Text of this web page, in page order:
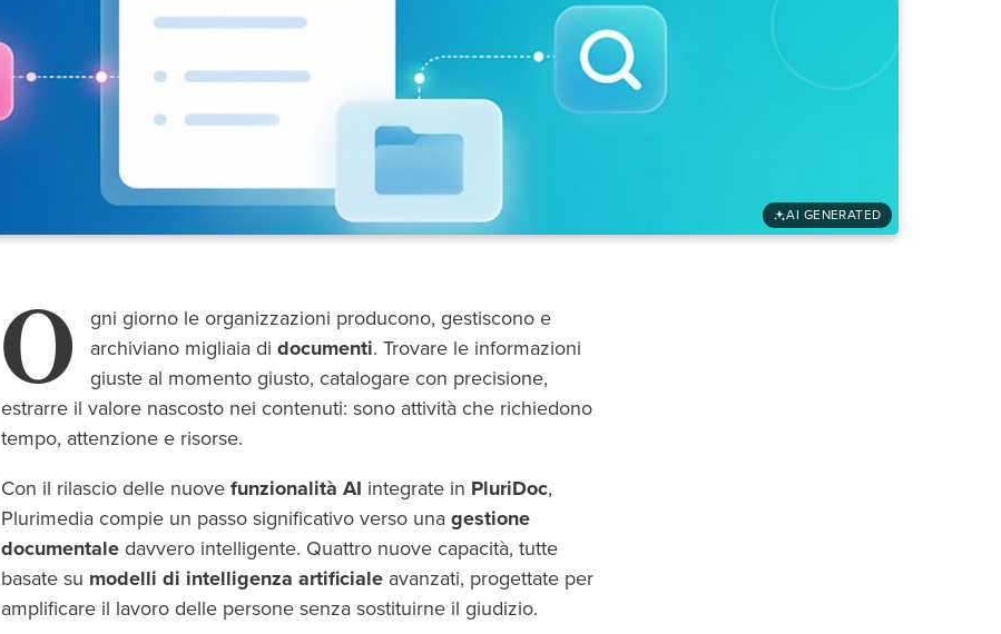
O
gni giorno le organizzazioni producono, gestiscono e
archiviano migliaia di documenti. Trovare le informazioni
giuste al momento giusto, catalogare con precisione,
estrarre il valore nascosto nei contenuti: sono attività che richiedono
tempo, attenzione e risorse.
Con il rilascio delle nuove funzionalità AI integrate in PluriDoc,
Plurimedia compie un passo significativo verso una gestione
documentale davvero intelligente. Quattro nuove capacità, tutte
basate su modelli di intelligenza artificiale avanzati, progettate per
amplificare il lavoro delle persone senza sostituirne il giudizio.
AI GENERATED